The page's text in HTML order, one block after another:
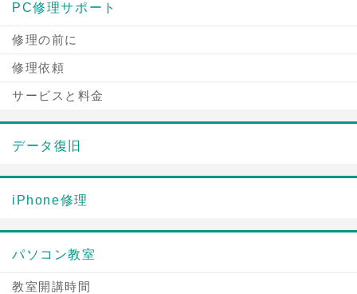
PC修理サポート
修理の前に
修理依頼
サービスと料金
データ復旧
iPhone修理
パソコン教室
教室開講時間